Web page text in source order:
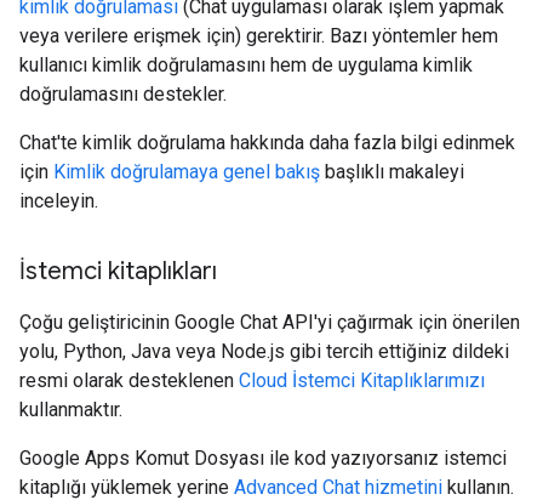
kimlik doğrulaması (Chat uygulaması olarak işlem yapmak
veya verilere erişmek için) gerektirir. Bazı yöntemler hem
kullanıcı kimlik doğrulamasını hem de uygulama kimlik
doğrulamasını destekler.
Chat'te kimlik doğrulama hakkında daha fazla bilgi edinmek
için Kimlik doğrulamaya genel bakış başlıklı makaleyi
inceleyin.
İstemci kitaplıkları
Çoğu geliştiricinin Google Chat API'yi çağırmak için önerilen
yolu, Python, Java veya Node.js gibi tercih ettiğiniz dildeki
resmi olarak desteklenen Cloud İstemci Kitaplıklarımızı
kullanmaktır.
Google Apps Komut Dosyası ile kod yazıyorsanız istemci
kitaplığı yüklemek yerine Advanced Chat hizmetini kullanın.